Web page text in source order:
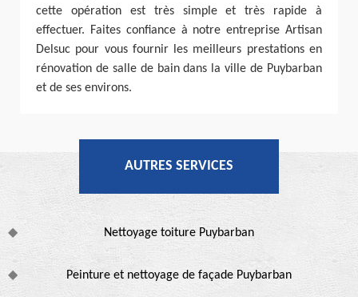
cette opération est très simple et très rapide à
effectuer. Faites confiance à notre entreprise Artisan
Delsuc pour vous fournir les meilleurs prestations en
rénovation de salle de bain dans la ville de Puybarban
et de ses environs.
AUTRES SERVICES
Nettoyage toiture Puybarban
Peinture et nettoyage de façade Puybarban